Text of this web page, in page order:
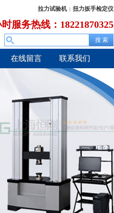
拉力试验机 | 扭力扳手检定仪
服务热线：18221870325
在线留言 联系我们